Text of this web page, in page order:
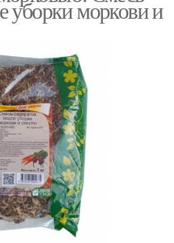
уборки моркови и